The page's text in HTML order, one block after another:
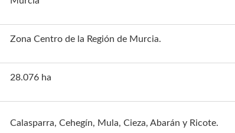
Zona Centro de la Región de Murcia.
28.076 ha
Calasparra, Cehegín, Mula, Cieza, Abarán y Ricote.